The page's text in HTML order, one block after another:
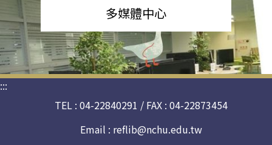
多媒體中心
:::
TEL : 04-22840291 / FAX : 04-22873454
Email : reflib@nchu.edu.tw